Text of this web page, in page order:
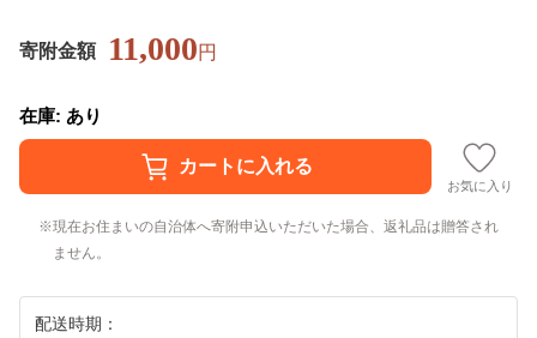
寄附金額 11,000円
在庫: あり
お気に入り
現在お住まいの自治体へ寄附申込いただいた場合、返礼品は贈答され
ません。
配送時期：